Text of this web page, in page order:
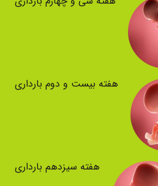
هفته بیست و دوم بارداری
هفته سیزدهم بارداری